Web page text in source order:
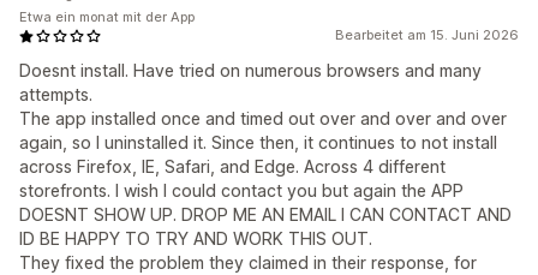
Bearbeitet am 15. Juni 2026
Doesnt install. Have tried on numerous browsers and many
attempts.
The app installed once and timed out over and over and over
again, so I uninstalled it. Since then, it continues to not install
across Firefox, IE, Safari, and Edge. Across 4 different
storefronts. I wish I could contact you but again the APP
DOESNT SHOW UP. DROP ME AN EMAIL I CAN CONTACT AND
ID BE HAPPY TO TRY AND WORK THIS OUT.
They fixed the problem they claimed in their response, for
Etwa ein monat mit der App